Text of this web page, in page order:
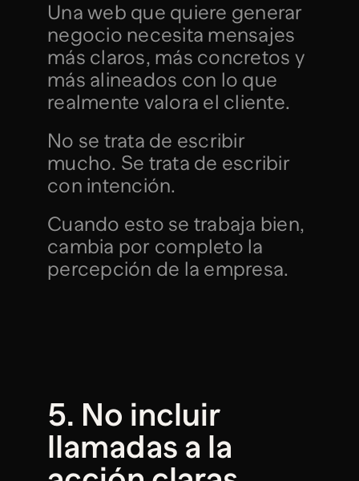
Una web que quiere generar
negocio necesita mensajes
más claros, más concretos y
más alineados con lo que
realmente valora el cliente.
No se trata de escribir
mucho. Se trata de escribir
con intención.
Cuando esto se trabaja bien,
cambia por completo la
percepción de la empresa.
5. No incluir
llamadas a la